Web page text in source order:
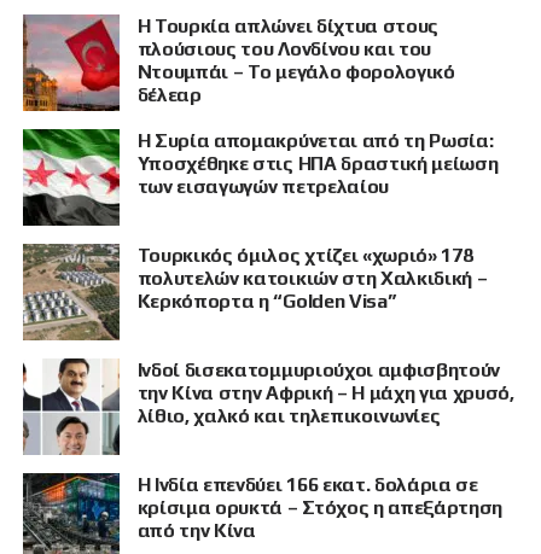
Η Τουρκία απλώνει δίχτυα στους
πλούσιους του Λονδίνου και του
Ντουμπάι – Το μεγάλο φορολογικό
δέλεαρ
Η Συρία απομακρύνεται από τη Ρωσία:
Υποσχέθηκε στις ΗΠΑ δραστική μείωση
των εισαγωγών πετρελαίου
Τουρκικός όμιλος χτίζει «χωριό» 178
πολυτελών κατοικιών στη Χαλκιδική –
Κερκόπορτα η “Golden Visa”
Ινδοί δισεκατομμυριούχοι αμφισβητούν
την Κίνα στην Αφρική – Η μάχη για χρυσό,
λίθιο, χαλκό και τηλεπικοινωνίες
Η Ινδία επενδύει 166 εκατ. δολάρια σε
κρίσιμα ορυκτά – Στόχος η απεξάρτηση
από την Κίνα